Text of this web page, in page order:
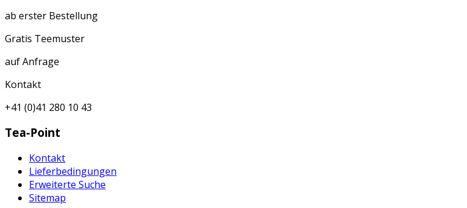
ab erster Bestellung
Gratis Teemuster
auf Anfrage
Kontakt
+41 (0)41 280 10 43
Tea-Point
Kontakt
Lieferbedingungen
Erweiterte Suche
Sitemap